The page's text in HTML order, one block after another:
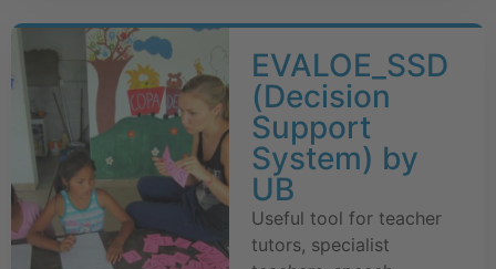
EVALOE_SSD
(Decision
Support
System) by
UB
Useful tool for teacher
tutors, specialist